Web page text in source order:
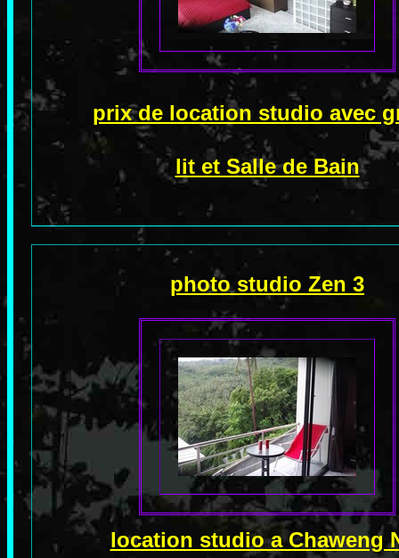
prix de location studio avec
lit et Salle de Bain
photo studio Zen 3
location studio a Chaweng